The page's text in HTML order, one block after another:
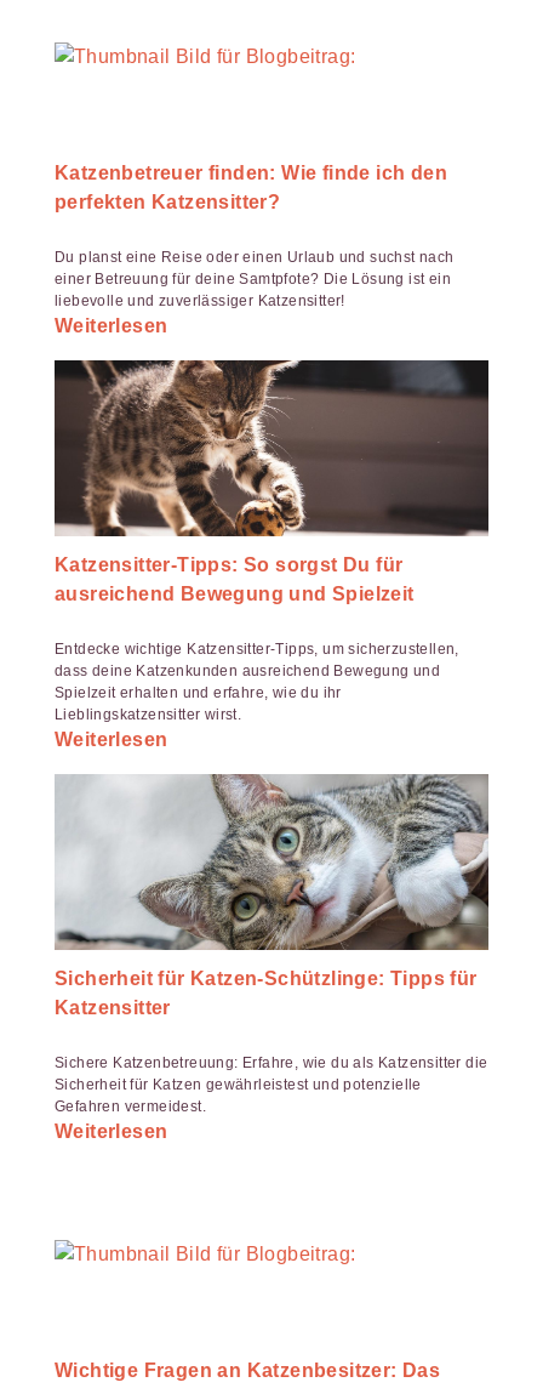
Katzenbetreuer finden: Wie finde ich den
perfekten Katzensitter?
Du planst eine Reise oder einen Urlaub und suchst nach
einer Betreuung für deine Samtpfote? Die Lösung ist ein
liebevolle und zuverlässiger Katzensitter!
Weiterlesen
Katzensitter-Tipps: So sorgst Du für
ausreichend Bewegung und Spielzeit
Entdecke wichtige Katzensitter-Tipps, um sicherzustellen,
dass deine Katzenkunden ausreichend Bewegung und
Spielzeit erhalten und erfahre, wie du ihr
Lieblingskatzensitter wirst.
Weiterlesen
Sicherheit für Katzen-Schützlinge: Tipps für
Katzensitter
Sichere Katzenbetreuung: Erfahre, wie du als Katzensitter die
Sicherheit für Katzen gewährleistest und potenzielle
Gefahren vermeidest.
Weiterlesen
Wichtige Fragen an Katzenbesitzer: Das